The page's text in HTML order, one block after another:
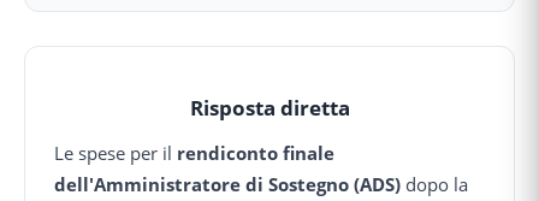
Risposta diretta
Le spese per il rendiconto finale
dell'Amministratore di Sostegno (ADS) dopo la